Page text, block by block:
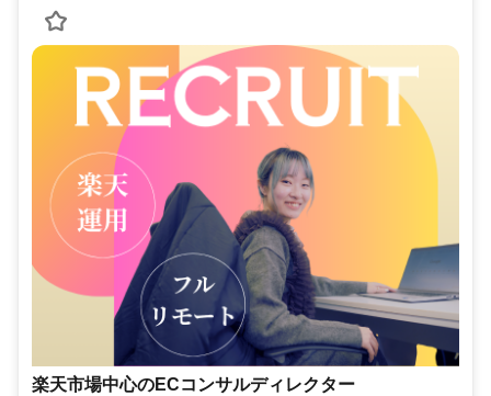
楽天市場中心のECコンサルディレクター